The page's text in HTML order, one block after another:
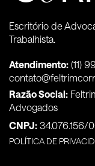
Escritório de
Trabalhista.
Atendimento: (11)
Razão Social:
Advogados
CNPJ: 34.076.156/
POLÍTICA DE